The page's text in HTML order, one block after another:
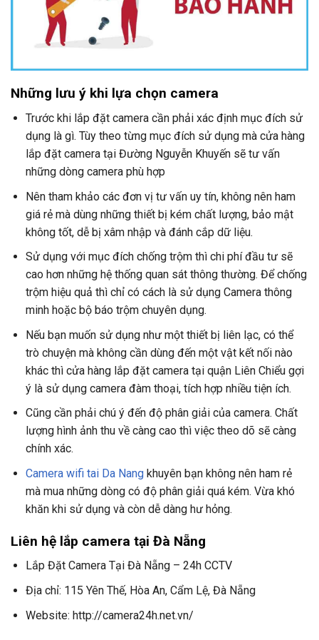
Những lưu ý khi lựa chọn camera
Trước khi lắp đặt camera cần phải xác định mục đích sử
dụng là gì. Tùy theo từng mục đích sử dụng mà cửa hàng
lắp đặt camera tại Đường Nguyễn Khuyến sẽ tư vấn
những dòng camera phù hợp
Nên tham khảo các đơn vị tư vấn uy tín, không nên ham
giá rẻ mà dùng những thiết bị kém chất lượng, bảo mật
không tốt, dễ bị xâm nhập và đánh cắp dữ liệu.
Sử dụng với mục đích chống trộm thì chi phí đầu tư sẽ
cao hơn những hệ thống quan sát thông thường. Để chống
trộm hiệu quả thì chỉ có cách là sử dụng Camera thông
minh hoặc bộ báo trộm chuyên dụng.
Nếu bạn muốn sử dụng như một thiết bị liên lạc, có thể
trò chuyện mà không cần dùng đến một vật kết nối nào
khác thì cửa hàng lắp đặt camera tại quận Liên Chiểu gợi
ý là sử dụng camera đàm thoại, tích hợp nhiều tiện ích.
Cũng cần phải chú ý đến độ phân giải của camera. Chất
lượng hình ảnh thu về càng cao thì việc theo dõ sẽ càng
chính xác.
Camera wifi tai Da Nangkhuyên bạn không nên ham rẻ
mà mua những dòng có độ phân giải quá kém. Vừa khó
khăn khi sử dụng và còn dễ dàng hư hỏng.
Liên hệ lắp camera tại Đà Nẵng
Lắp Đặt Camera Tại Đà Nẵng – 24h CCTV
Địa chỉ: 115 Yên Thế, Hòa An, Cẩm Lệ, Đà Nẵng
Website: http://camera24h.net.vn/